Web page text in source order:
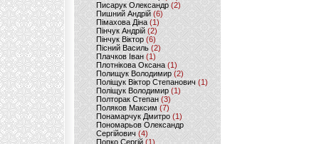
Писарук Олександр(2)
Пишний Андрій (6)
Пімахова Діна(1)
Пінчук Андрій(2)
Пінчук Віктор (6)
Пісний Василь (2)
Плачков Іван(1)
Плотнікова Оксана (1)
Полищук Володимир(2)
Поліщук Віктор Степанович(1)
Поліщук Володимир (1)
Полторак Степан(3)
Поляков Максим (7)
Понамарчук Дмитро (1)
Пономарьов Олександр
Сергійович(4)
Попко Сергій (1)